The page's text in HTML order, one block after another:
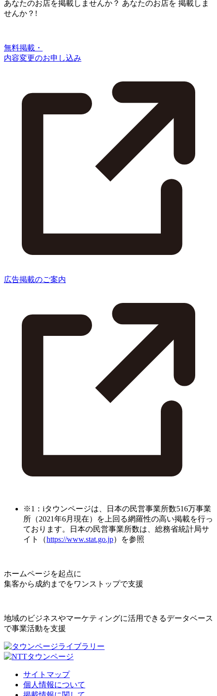
あなたのお店を掲載しませんか？ あなたのお店を 掲載しま
せんか？!
無料掲載・
内容変更のお申し込み
広告掲載のご案内
※1：iタウンページは、日本の民営事業所数516万事業
所（2021年6月現在）を上回る網羅性の高い掲載を行っ
ております。日本の民営事業所数は、総務省統計局サ
イト（https://www.stat.go.jp）を参照
ホームページを起点に
集客から成約までをワンストップで支援
地域のビジネスやマーケティングに活用できるデータベース
で事業活動を支援
サイトマップ
個人情報について